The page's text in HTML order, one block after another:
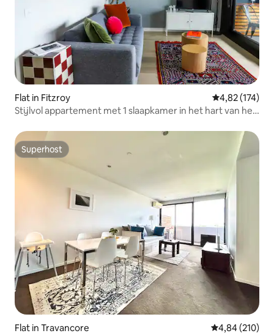
Flat in Fitzroy Gemiddelde
4,82 (174)
Stijlvol appartement met 1 slaapkamer in het hart van het
Superhost
Superhost
Flat in Travancore Gemiddelde
4,84 (210)